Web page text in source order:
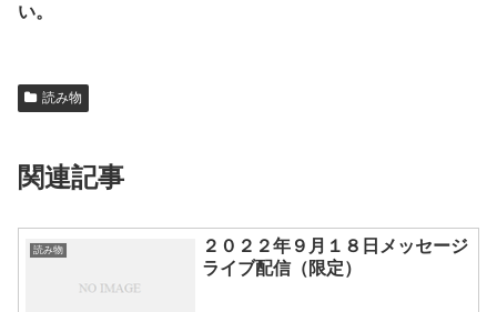
い。
読み物
関連記事
読み物
２０２２年９月１８日メッセージ
ライブ配信（限定）